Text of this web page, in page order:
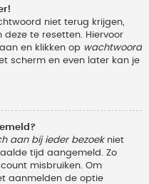
niet terug krijgen,
te resetten. Hiervoor
en klikken op wachtwoord
scherm en even later kan je
aan bij ieder bezoekniet
tijd aangemeld. Zo
misbruiken. Om
aanmelden de optie